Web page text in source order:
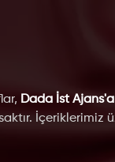
Dada İst Ajans'a
İçeriklerimiz